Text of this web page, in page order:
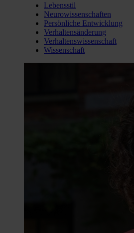
Lebensstil
Neurowissenschaften
Persönliche Entwicklung
Verhaltensänderung
Verhaltenswissenschaft
Wissenschaft